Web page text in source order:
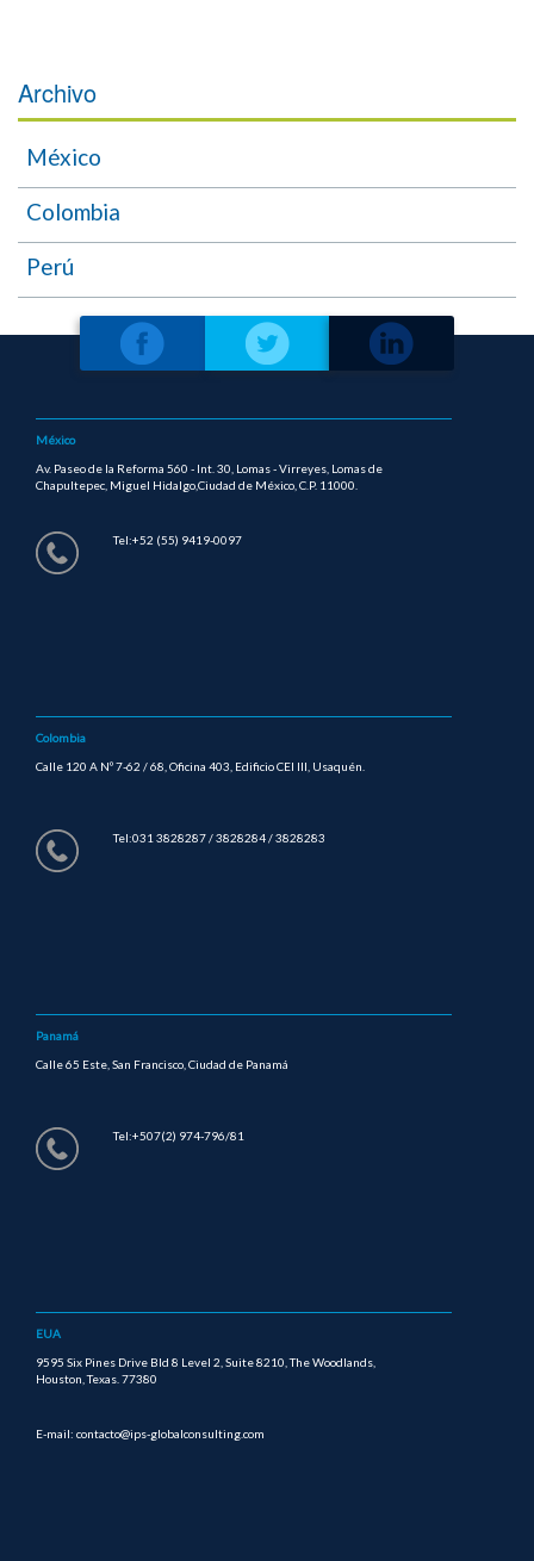
Archivo
México
Colombia
Perú
México
Av. Paseo de la Reforma 560 - Int. 30, Lomas - Virreyes, Lomas de
Chapultepec, Miguel Hidalgo,Ciudad de México, C.P. 11000.
Tel:+52 (55) 9419-0097
Colombia
Calle 120 A Nº 7-62 / 68, Oficina 403, Edificio CEI III, Usaquén.
Tel:031 3828287 / 3828284 / 3828283
Panamá
Calle 65 Este, San Francisco, Ciudad de Panamá
Tel:+507(2) 974-796/81
EUA
9595 Six Pines Drive Bld 8 Level 2, Suite 8210, The Woodlands,
Houston, Texas. 77380
E-mail: contacto@ips-globalconsulting.com